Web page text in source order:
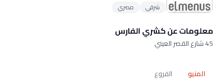
شرقي مصري
معلومات عن كشري الفارس
45 شارع القصر العيني
المنيو الفروع